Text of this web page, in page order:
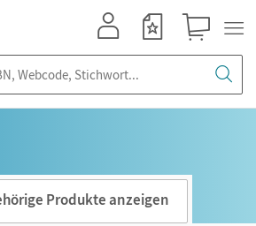
Produkte anzeigen